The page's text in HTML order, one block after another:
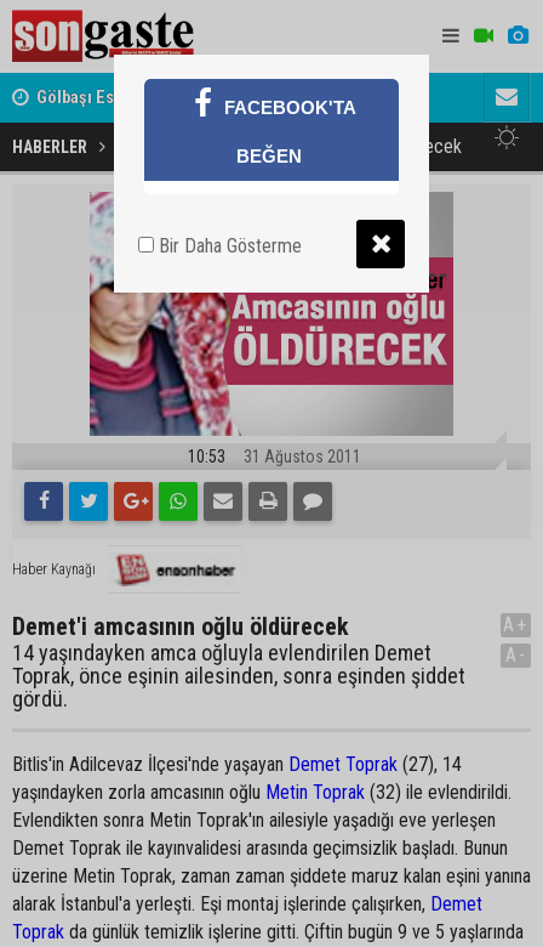
Gölbaşı Esnafının Sesi Ankara Kalkınma Ajansı'nda Avukat
akını
HABERLER Demet'i amcasının oğlu öldürecek
10:53 31 Ağustos 2011
Haber Kaynağı
Demet'i amcasının oğlu öldürecek
14 yaşındayken amca oğluyla evlendirilen Demet
Toprak, önce eşinin ailesinden, sonra eşinden şiddet
gördü.
A+
A-
Bitlis'in Adilcevaz İlçesi'nde yaşayan Demet Toprak (27), 14
yaşındayken zorla amcasının oğlu Metin Toprak (32) ile evlendirildi.
Evlendikten sonra Metin Toprak'ın ailesiyle yaşadığı eve yerleşen
Demet Toprak ile kayınvalidesi arasında geçimsizlik başladı. Bunun
üzerine Metin Toprak, zaman zaman şiddete maruz kalan eşini yanına
alarak İstanbul'a yerleşti. Eşi montaj işlerinde çalışırken, Demet
Toprak da günlük temizlik işlerine gitti. Çiftin bugün 9 ve 5 yaşlarında
FACEBOOK'TA
BEĞEN
Bir Daha Gösterme